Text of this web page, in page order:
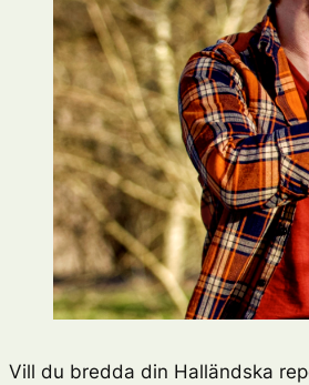
Vill du bredda din Halländska